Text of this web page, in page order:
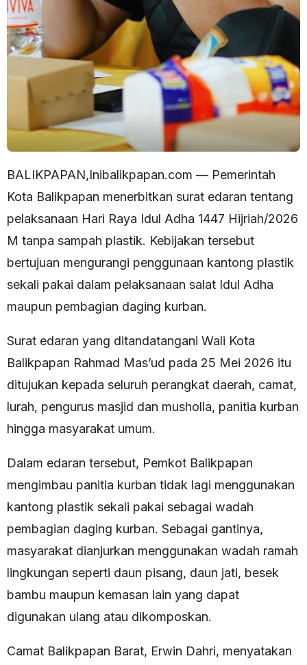
BALIKPAPAN,Inibalikpapan.com — Pemerintah
Kota Balikpapan menerbitkan surat edaran tentang
pelaksanaan Hari Raya Idul Adha 1447 Hijriah/2026
M tanpa sampah plastik. Kebijakan tersebut
bertujuan mengurangi penggunaan kantong plastik
sekali pakai dalam pelaksanaan salat Idul Adha
maupun pembagian daging kurban.
Surat edaran yang ditandatangani Wali Kota
Balikpapan Rahmad Mas’ud pada 25 Mei 2026 itu
ditujukan kepada seluruh perangkat daerah, camat,
lurah, pengurus masjid dan musholla, panitia kurban
hingga masyarakat umum.
Dalam edaran tersebut, Pemkot Balikpapan
mengimbau panitia kurban tidak lagi menggunakan
kantong plastik sekali pakai sebagai wadah
pembagian daging kurban. Sebagai gantinya,
masyarakat dianjurkan menggunakan wadah ramah
lingkungan seperti daun pisang, daun jati, besek
bambu maupun kemasan lain yang dapat
digunakan ulang atau dikomposkan.
Camat Balikpapan Barat, Erwin Dahri, menyatakan